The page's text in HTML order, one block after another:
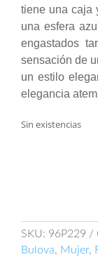
tiene una caja
una esfera
engastados
sensación de
un estilo
elegancia
Sin existencias
SKU: 96P229
Bulova, Mujer,